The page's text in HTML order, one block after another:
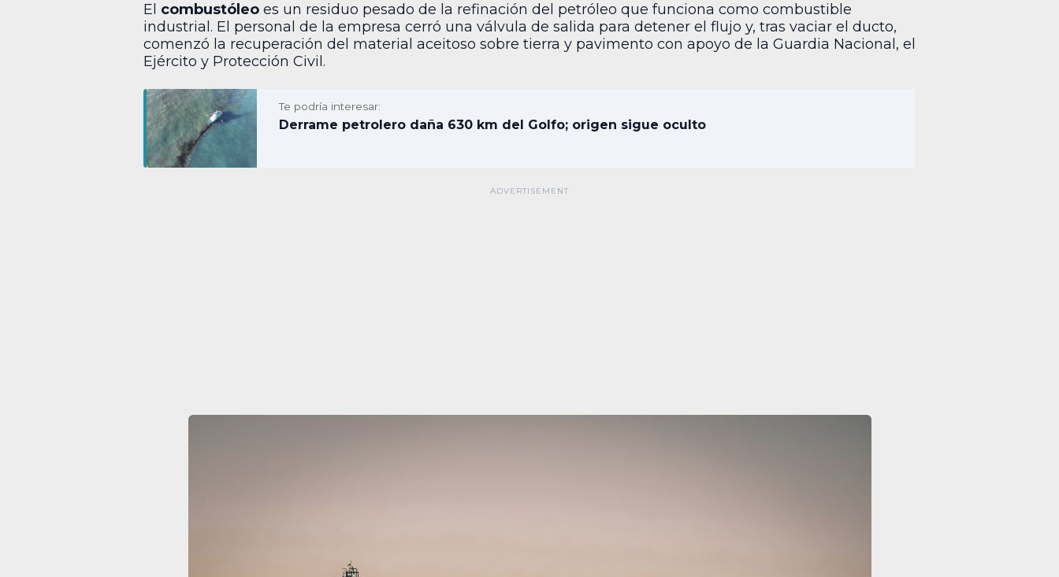
El combustóleo es un residuo pesado de la refinación del petróleo que funciona como combustible
industrial. El personal de la empresa cerró una válvula de salida para detener el flujo y, tras vaciar el ducto,
comenzó la recuperación del material aceitoso sobre tierra y pavimento con apoyo de la Guardia Nacional, el
Ejército y Protección Civil.
Te podría interesar:
Derrame petrolero daña 630 km del Golfo; origen sigue oculto